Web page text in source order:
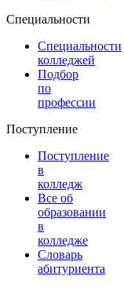
Специальности
Специальности
колледжей
Подбор
по
профессии
Поступление
Поступление
в
колледж
Все об
образовании
в
колледже
Словарь
абитуриента